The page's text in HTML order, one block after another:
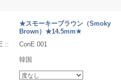
★スモーキーブラウン（Smoky
Brown）★14.5mm★
::
ConE 001
韓国